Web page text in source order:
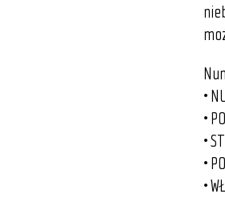
•
•
•
•
•